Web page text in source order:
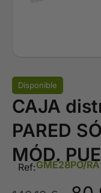
Disponible
CAJA
PARED
MÓD.
Ref:GME28PO/RA